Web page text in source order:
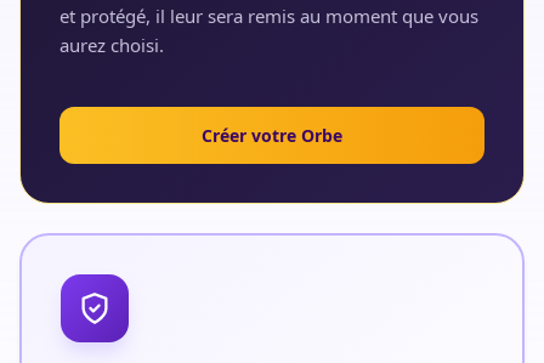
et protégé, il leur sera remis au moment que vous
aurez choisi.
Créer votre Orbe